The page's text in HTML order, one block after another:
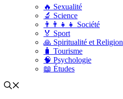
🔥 Sexualité
🔬 Science
👨‍👨‍👧‍👧 Société
🏅 Sport
🙏 Spiritualité et Religion
🧳 Tourisme
🧠 Psychologie
📖 Études